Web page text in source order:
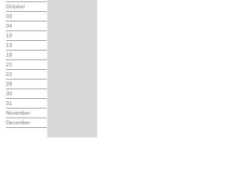
October
03
04
10
13
18
21
22
28
30
31
November
December